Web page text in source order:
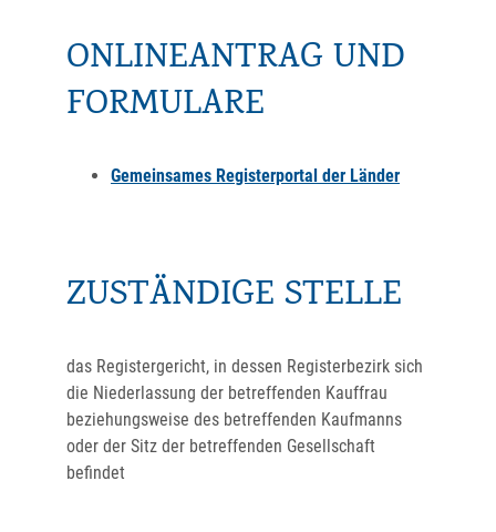
ONLINEANTRAG UND
FORMULARE
Gemeinsames Registerportal der Länder
ZUSTÄNDIGE STELLE
das Registergericht, in dessen Registerbezirk sich
die Niederlassung der betreffenden Kauffrau
beziehungsweise des betreffenden Kaufmanns
oder der Sitz der betreffenden Gesellschaft
befindet